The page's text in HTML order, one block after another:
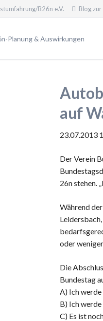
B26n e.V. Blog
Planung & Auswirkungen
laut BVWP2030
gegen die B26n
auf
23.07.2013
Der Verein
26n stehen.
Während
oder
Die
Bundestag
A) Ich
B) Ich
C) Es ist